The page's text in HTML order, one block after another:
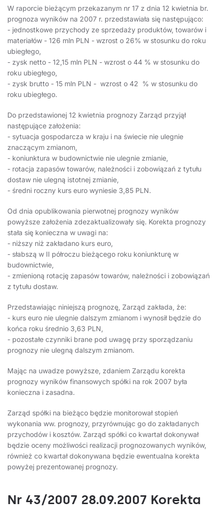
W raporcie bieżącym przekazanym nr 17 z dnia 12 kwietnia br.
prognoza wyników na 2007 r. przedstawiała się następująco:
- jednostkowe przychody ze sprzedaży produktów, towarów i
materiałów - 126 mln PLN - wzrost o 26% w stosunku do roku
ubiegłego,
- zysk netto - 12,15 mln PLN - wzrost o 44 % w stosunku do
roku ubiegłego,
- zysk brutto - 15 mln PLN - wzrost o 42 % w stosunku do
roku ubiegłego.
Do przedstawionej 12 kwietnia prognozy Zarząd przyjął
następujące założenia:
- sytuacja gospodarcza w kraju i na świecie nie ulegnie
znaczącym zmianom,
- koniunktura w budownictwie nie ulegnie zmianie,
- rotacja zapasów towarów, należności i zobowiązań z tytułu
dostaw nie ulegną istotnej zmianie,
- średni roczny kurs euro wyniesie 3,85 PLN.
Od dnia opublikowania pierwotnej prognozy wyników
powyższe założenia zdezaktualizowały się. Korekta prognozy
stała się konieczna w uwagi na:
- niższy niż zakładano kurs euro,
- słabszą w II półroczu bieżącego roku koniunkturę w
budownictwie,
- zmienioną rotację zapasów towarów, należności i zobowiązań
z tytułu dostaw.
Przedstawiając niniejszą prognozę, Zarząd zakłada, że:
- kurs euro nie ulegnie dalszym zmianom i wynosił będzie do
końca roku średnio 3,63 PLN,
- pozostałe czynniki brane pod uwagę przy sporządzaniu
prognozy nie ulegną dalszym zmianom.
Mając na uwadze powyższe, zdaniem Zarządu korekta
prognozy wyników finansowych spółki na rok 2007 była
konieczna i zasadna.
Zarząd spółki na bieżąco będzie monitorował stopień
wykonania ww. prognozy, przyrównując go do zakładanych
przychodów i kosztów. Zarząd spółki co kwartał dokonywał
będzie oceny możliwości realizacji prognozowanych wyników,
również co kwartał dokonywana będzie ewentualna korekta
powyżej prezentowanej prognozy.
Nr 43/2007 28.09.2007 Korekta